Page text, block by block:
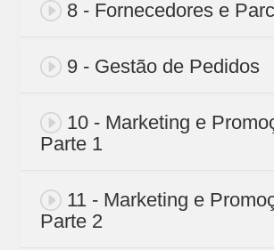
8 - Fornecedores e
9 - Gestão de Pedidos
10 - Marketing e
Parte 1
11 - Marketing e
Parte 2